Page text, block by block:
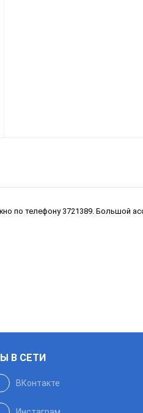
по телефону 3721389. Большой
В СЕТИ
ВКонтакте